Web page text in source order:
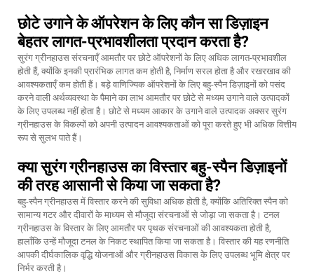
छोटे उगाने के ऑपरेशन के लिए कौन सा डिज़ाइन
बेहतर लागत-प्रभावशीलता प्रदान करता है?
सुरंग ग्रीनहाउस संरचनाएँ आमतौर पर छोटे ऑपरेशनों के लिए अधिक लागत-प्रभावशील
होती हैं, क्योंकि इनकी प्रारंभिक लागत कम होती है, निर्माण सरल होता है और रखरखाव की
आवश्यकताएँ कम होती हैं। बड़े वाणिज्यिक ऑपरेशनों के लिए बहु-स्पैन डिज़ाइनों को पसंद
करने वाली अर्थव्यवस्था के पैमाने का लाभ आमतौर पर छोटे से मध्यम उगाने वाले उत्पादकों
के लिए उपलब्ध नहीं होता है। छोटे से मध्यम आकार के उगाने वाले उत्पादक अक्सर सुरंग
ग्रीनहाउस के विकल्पों को अपनी उत्पादन आवश्यकताओं को पूरा करते हुए भी अधिक वित्तीय
रूप से सुलभ पाते हैं।
क्या सुरंग ग्रीनहाउस का विस्तार बहु-स्पैन डिज़ाइनों
की तरह आसानी से किया जा सकता है?
बहु-स्पैन ग्रीनहाउस में विस्तार करने की सुविधा अधिक होती है, क्योंकि अतिरिक्त स्पैन को
सामान्य गटर और दीवारों के माध्यम से मौजूदा संरचनाओं से जोड़ा जा सकता है। टनल
ग्रीनहाउस के विस्तार के लिए आमतौर पर पृथक संरचनाओं की आवश्यकता होती है,
हालाँकि उन्हें मौजूदा टनल के निकट स्थापित किया जा सकता है। विस्तार की यह रणनीति
आपकी दीर्घकालिक वृद्धि योजनाओं और ग्रीनहाउस विकास के लिए उपलब्ध भूमि क्षेत्र पर
निर्भर करती है।